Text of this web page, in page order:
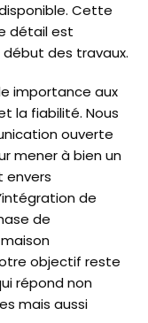
Cette
détail est
des travaux.
importance aux
la fiabilité. Nous
ouverte
mener à bien un
envers
de
de
objectif reste
répond non
mais aussi